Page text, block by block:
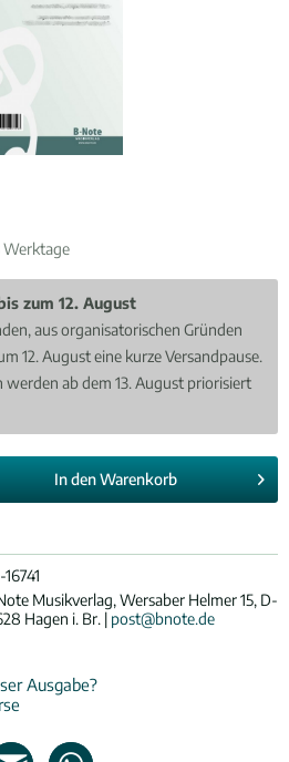
Werktage
zum 12. August
aus organisatorischen Gründen
12. August eine kurze Versandpause.
werden ab dem 13. August priorisiert
In denWarenkorb
Musikverlag, Wersaber Helmer 15, D-
Hagen i. Br. | post@bnote.de
Ausgabe?